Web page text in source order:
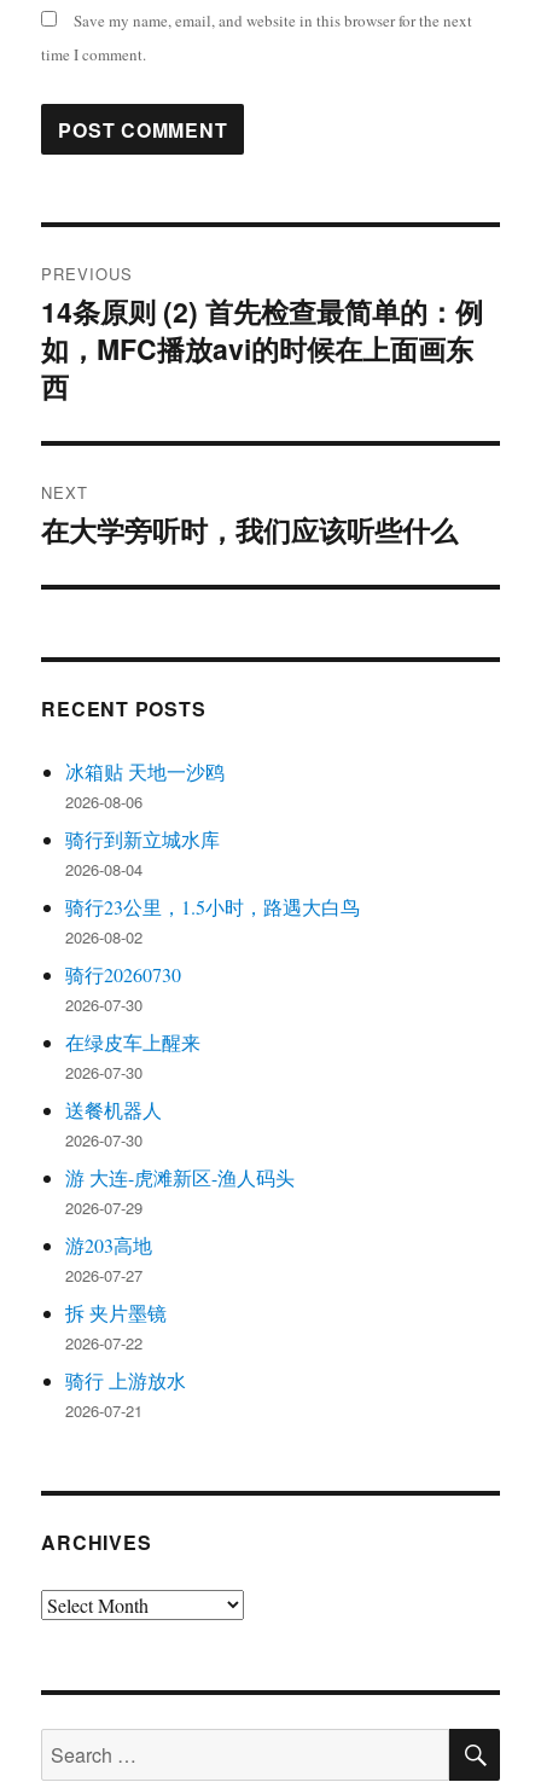
Save my name, email, and website in this browser for the next
time I comment.
navigation
PREVIOUS
Previous
post:
14条原则 (2) 首先检查最简单的：例
如，MFC播放avi的时候在上面画东
西
NEXT
Next
在大学旁听时，我们应该听些什么
RECENT POSTS
冰箱贴 天地一沙鸥
2026-08-06
骑行到新立城水库
2026-08-04
骑行23公里，1.5小时，路遇大白鸟
2026-08-02
骑行20260730
2026-07-30
在绿皮车上醒来
2026-07-30
送餐机器人
2026-07-30
游 大连-虎滩新区-渔人码头
2026-07-29
游203高地
2026-07-27
拆 夹片墨镜
2026-07-22
骑行 上游放水
2026-07-21
ARCHIVES
Archives
Search